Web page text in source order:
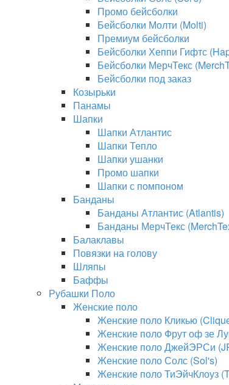
Промо бейсболки
Бейсболки Молти (Molti)
Премиум бейсболки
Бейсболки Хеппи Гифтс
Бейсболки МерчТекс
Бейсболки под заказ
Козырьки
Панамы
Шапки
Шапки Атлантис
Шапки Тепло
Шапки ушанки
Промо шапки
Шапки с помпоном
Банданы
Банданы Атлантис (Atlantis)
Банданы МерчТекс
Балаклавы
Повязки на голову
Шляпы
Баффы
Рубашки Поло
Женские поло
Женские поло Кликью
Женские поло Фрут оф зе
Женские поло ДжейЭРСи
Женские поло Солс (Sol's)
Женские поло ТиЭйчКлоуз